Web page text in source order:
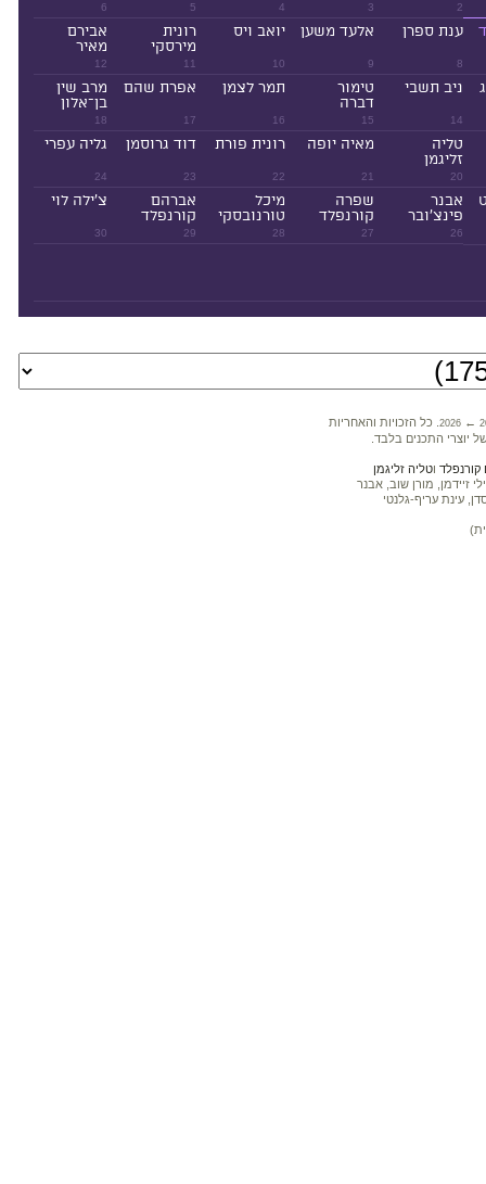
2
3
4
5
6
8
ענת ספרן
9
אלעד משען
10
יואב ויס
11
רונית
מירסקי
12
אבירם
מאיר
14
ניב תשבי
15
טימור
דברה
16
תמר לצמן
17
אפרת שהם
18
מרב שין
בן־אלון
20
טליה
זליגמן
21
מאיה יופה
22
רונית פורת
23
דוד גרוסמן
24
גליה עפרי
26
אבנר
פינצ'ובר
27
שפרה
קורנפלד
28
מיכל
טורנובסקי
29
אברהם
קורנפלד
30
צ'ילה לוי
2026 ←
. כל הזכויות והאחריות
יוצרי התכנים בלבד.
וטליה זליגמן
זיידמן, מורן שוב, אבנר
עינת עריף-גלנטי